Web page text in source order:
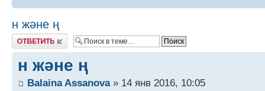
н және ң
Ответить
н және ң
Balaina Assanova» 14 янв 2016, 10:05